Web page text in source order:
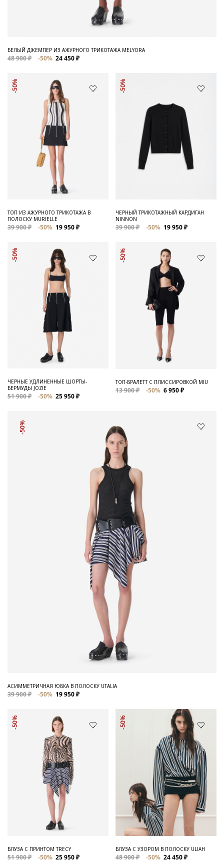
БЕЛЫЙ ДЖЕМПЕР ИЗ АЖУРНОГО ТРИКОТАЖА MELYORA
48 900 ₽ -50% 24 450 ₽
-50%
ТОП ИЗ АЖУРНОГО ТРИКОТАЖА В
ПОЛОСКУ MURIELLE
39 900 ₽ -50% 19 950 ₽
-50%
ЧЕРНЫЙ ТРИКОТАЖНЫЙ КАРДИГАН
NINNON
39 900 ₽ -50% 19 950 ₽
-50%
ЧЕРНЫЕ УДЛИНЕННЫЕ ШОРТЫ-
БЕРМУДЫ JOZIE
51 900 ₽ -50% 25 950 ₽
-50%
ТОП-БРАЛЕТТ С ПЛИССИРОВКОЙ MIU
13 900 ₽ -50% 6 950 ₽
-50%
АСИММЕТРИЧНАЯ ЮБКА В ПОЛОСКУ UTALIA
39 900 ₽ -50% 19 950 ₽
-50%
БЛУЗА С ПРИНТОМ TRECY
51 900 ₽ -50% 25 950 ₽
-50%
БЛУЗА С УЗОРОМ В ПОЛОСКУ ULIAH
48 900 ₽ -50% 24 450 ₽